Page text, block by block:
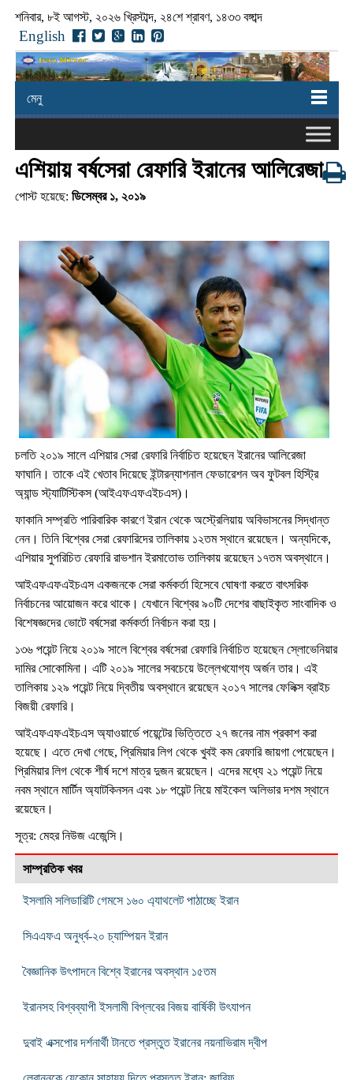
শনিবার, ৮ই আগস্ট, ২০২৬ খ্রিস্টাব্দ, ২৪শে শ্রাবণ, ১৪৩৩ বঙ্গাব্দ
English
মেনু
এশিয়ায় বর্ষসেরা রেফারি ইরানের আলিরেজা
পোস্ট হয়েছে: ডিসেম্বর ১, ২০১৯
চলতি ২০১৯ সালে এশিয়ার সেরা রেফারি নির্বাচিত হয়েছেন ইরানের আলিরেজা
ফাঘানি। তাকে এই খেতাব দিয়েছে ইন্টারন্যাশনাল ফেডারেশন অব ফুটবল হিস্ট্রি
অ্যান্ড স্ট্যাটিস্টিকস (আইএফএফএইচএস)।
ফাকানি সম্প্রতি পারিবারিক কারণে ইরান থেকে অস্ট্রেলিয়ায় অবিভাসনের সিদ্ধান্ত
নেন। তিনি বিশ্বের সেরা রেফারিদের তালিকায় ১২তম স্থানে রয়েছেন। অন্যদিকে,
এশিয়ার সুপরিচিত রেফারি রাভশান ইরমাতোভ তালিকায় রয়েছেন ১৭তম অবস্থানে।
আইএফএফএইচএস একজনকে সেরা কর্মকর্তা হিসেবে ঘোষণা করতে বাৎসরিক
নির্বাচনের আয়োজন করে থাকে। যেখানে বিশ্বের ৯০টি দেশের বাছাইকৃত সাংবাদিক ও
বিশেষজ্ঞদের ভোটে বর্ষসেরা কর্মকর্তা নির্বাচন করা হয়।
১৩৬ পয়েন্ট নিয়ে ২০১৯ সালে বিশ্বের বর্ষসেরা রেফারি নির্বাচিত হয়েছেন স্লোভেনিয়ার
দামির সোকোমিনা। এটি ২০১৯ সালের সবচেয়ে উল্লেখযোগ্য অর্জন তার। এই
তালিকায় ১২৯ পয়েন্ট নিয়ে দ্বিতীয় অবস্থানে রয়েছেন ২০১৭ সালের ফেলিক্স ব্রাইচ
বিজয়ী রেফারি।
আইএফএফএইচএস অ্যাওয়ার্ডে পয়েন্টের ভিত্তিতে ২৭ জনের নাম প্রকাশ করা
হয়েছে। এতে দেখা গেছে, প্রিমিয়ার লিগ থেকে খুবই কম রেফারি জায়গা পেয়েছেন।
প্রিমিয়ার লিগ থেকে শীর্ষ দশে মাত্র দুজন রয়েছেন। এদের মধ্যে ২১ পয়েন্ট নিয়ে
নবম স্থানে মার্টিন অ্যাটকিনসন এবং ১৮ পয়েন্ট নিয়ে মাইকেল অলিভার দশম স্থানে
রয়েছেন।
সূত্র: মেহর নিউজ এজেন্সি।
সাম্প্রতিক খবর
ইসলামি সলিডারিটি গেমসে ১৬০ এ্যাথলেট পাঠাচ্ছে ইরান
সিএএফএ অনুর্ধ্ব-২০ চ্যাম্পিয়ন ইরান
বৈজ্ঞানিক উৎপাদনে বিশ্বে ইরানের অবস্থান ১৫তম
ইরানসহ বিশ্বব্যাপী ইসলামী বিপ্লবের বিজয় বার্ষিকী উৎযাপন
দুবাই এক্সপোর দর্শনার্থী টানতে প্রস্তুত ইরানের নয়নাভিরাম দ্বীপ